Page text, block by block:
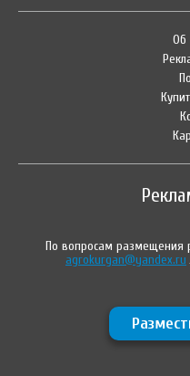
Об
По вопросам размещения
agrokurgan@yandex.ru